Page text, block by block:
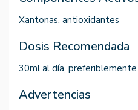
Xantonas, antioxidantes
Dosis Recomendada
30ml al día, preferiblemente
Advertencias